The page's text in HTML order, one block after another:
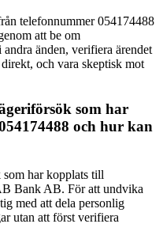
telefonnummer 054174488
att be om
änden, verifiera ärendet
och vara skeptisk mot
som har
och hur kan
har kopplats till
Bank AB. För att undvika
med att dela personlig
utan att först verifiera